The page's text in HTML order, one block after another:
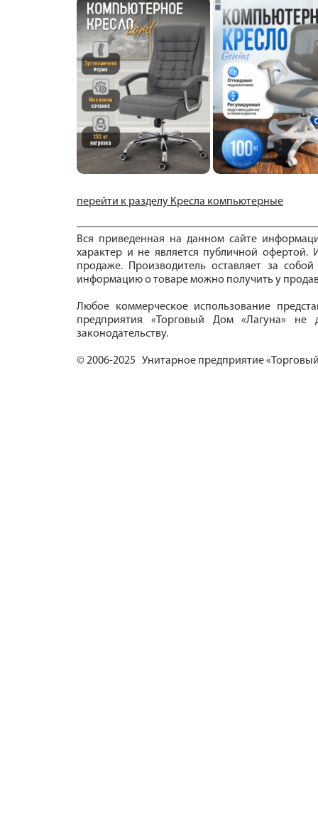
перейти к разделу Кресла компьютерные
Вся приведенная на данном сайте
характер и не является публичной офертой.
продаже. Производитель оставляет за
информацию о товаре можно получить у
Любое коммерческое использование
предприятия «Торговый Дом «Лагуна» не
законодательству.
© 2006-2025 Унитарное предприятие